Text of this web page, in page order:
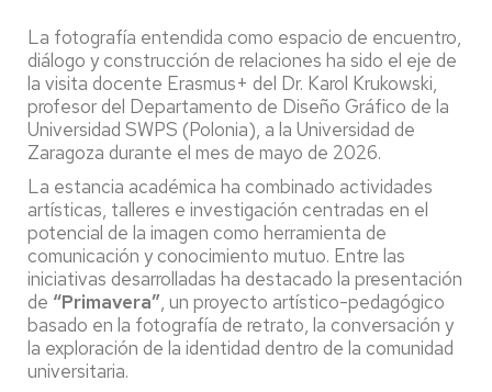
La fotografía entendida como espacio de encuentro,
diálogo y construcción de relaciones ha sido el eje de
la visita docente Erasmus+ del Dr. Karol Krukowski,
profesor del Departamento de Diseño Gráfico de la
Universidad SWPS (Polonia), a la Universidad de
Zaragoza durante el mes de mayo de 2026.
La estancia académica ha combinado actividades
artísticas, talleres e investigación centradas en el
potencial de la imagen como herramienta de
comunicación y conocimiento mutuo. Entre las
iniciativas desarrolladas ha destacado la presentación
de “Primavera”, un proyecto artístico-pedagógico
basado en la fotografía de retrato, la conversación y
la exploración de la identidad dentro de la comunidad
universitaria.